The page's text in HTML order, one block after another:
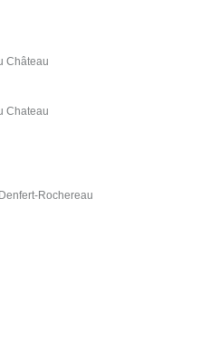
Château
Chateau
Rochereau